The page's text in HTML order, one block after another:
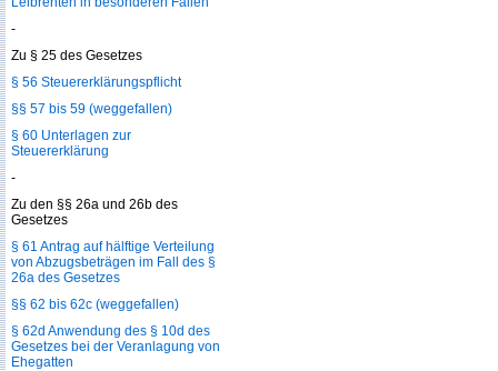
-
Zu § 25 des Gesetzes
§ 56 Steuererklärungspflicht
§§ 57 bis 59 (weggefallen)
§ 60 Unterlagen zur
Steuererklärung
-
Zu den §§ 26a und 26b des
Gesetzes
§ 61 Antrag auf hälftige Verteilung
von Abzugsbeträgen im Fall des §
26a des Gesetzes
§§ 62 bis 62c (weggefallen)
§ 62d Anwendung des § 10d des
Gesetzes bei der Veranlagung von
Ehegatten